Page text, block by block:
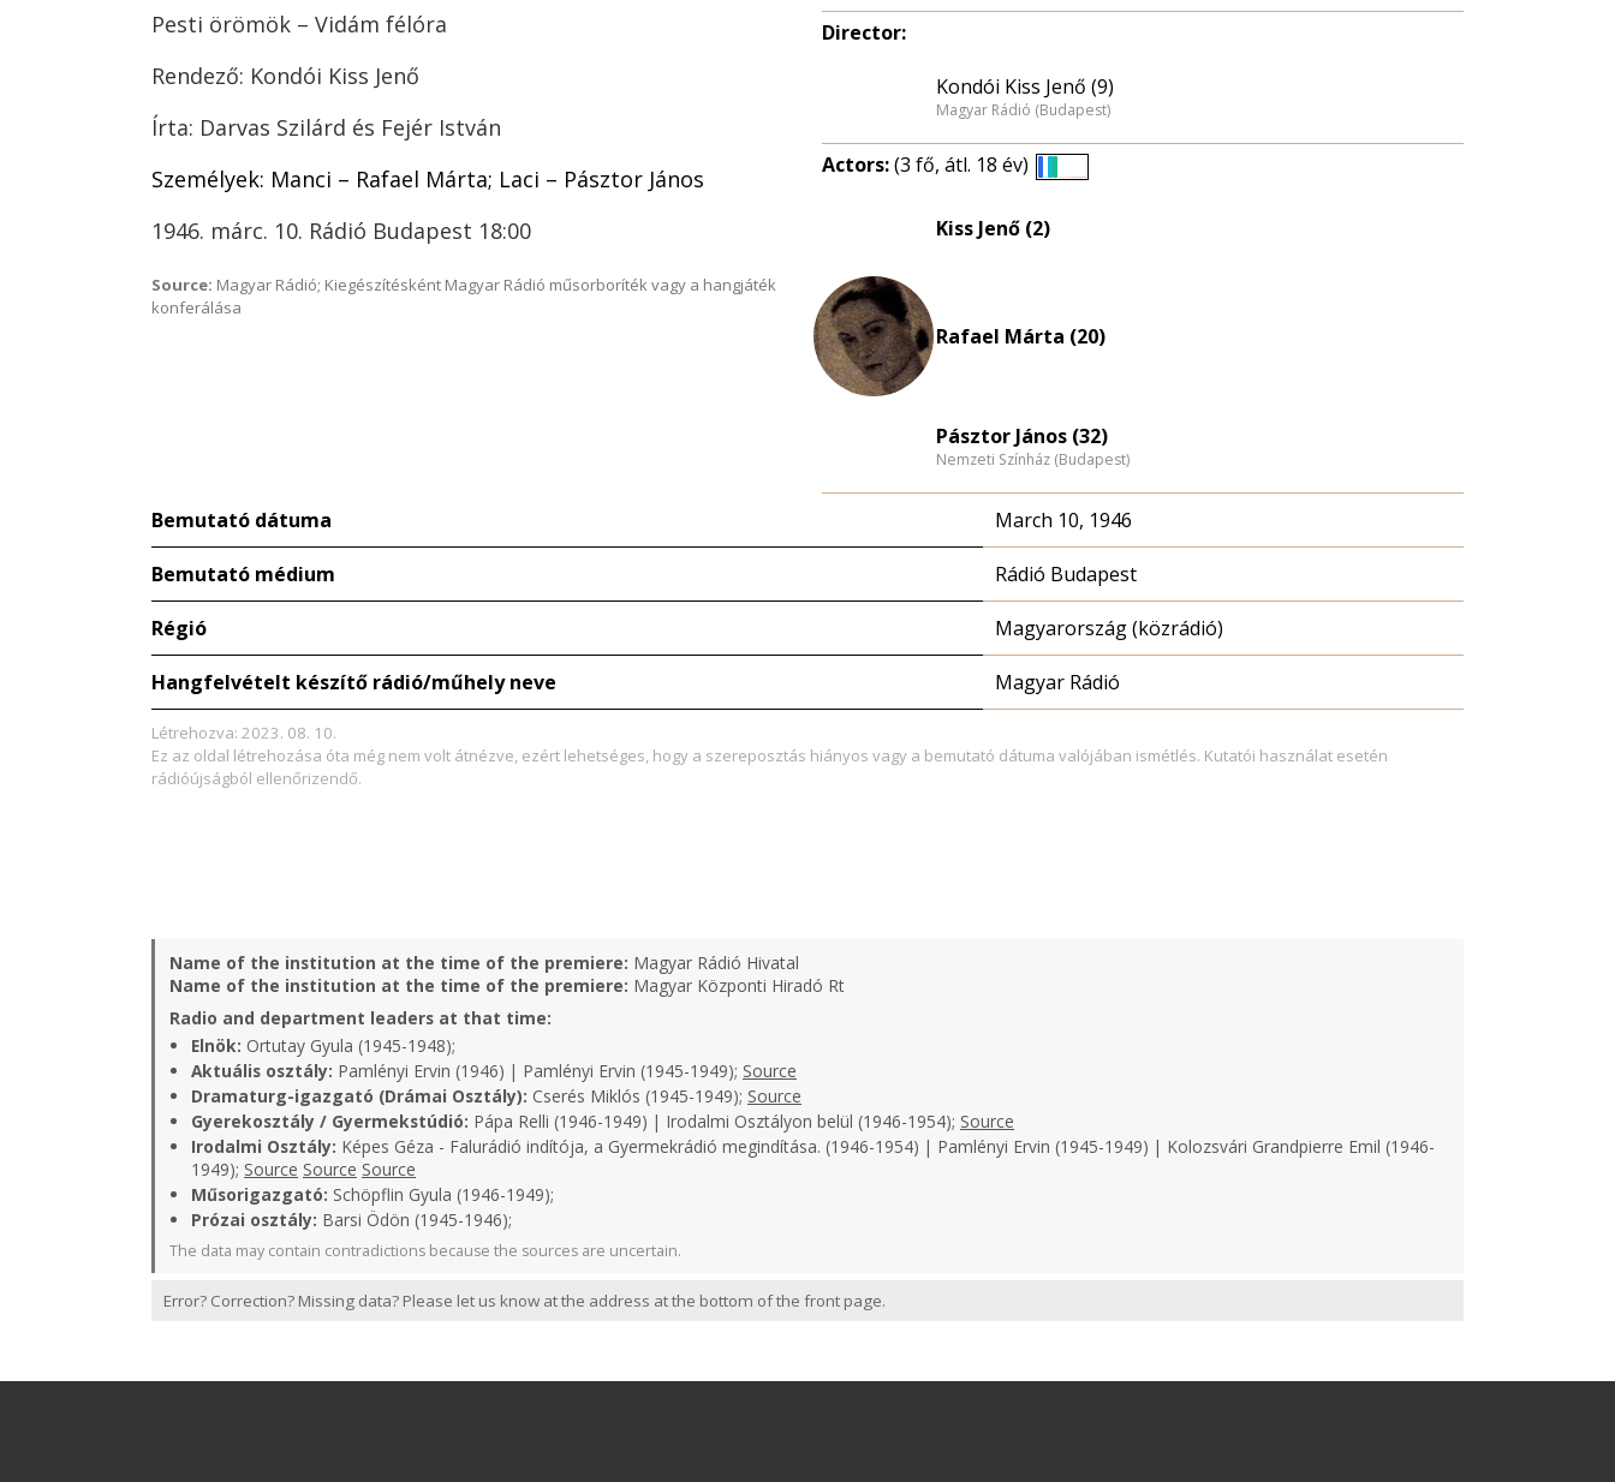
Pesti örömök – Vidám félóra
Rendező: Kondói Kiss Jenő
Írta: Darvas Szilárd és Fejér István
Személyek: Manci – Rafael Márta; Laci – Pásztor János
1946. márc. 10. Rádió Budapest 18:00
Source: Magyar Rádió; Kiegészítésként Magyar Rádió műsorboríték vagy a hangjáték
konferálása
Director:
Kondói Kiss Jenő (9)
Magyar Rádió (Budapest)
Actors:(3 fő, átl. 18 év)
Kiss Jenő (2)
Rafael Márta (20)
Pásztor János (32)
Nemzeti Színház (Budapest)
Bemutató dátuma March 10, 1946
Bemutató médium Rádió Budapest
Régió Magyarország (közrádió)
Hangfelvételt készítő rádió/műhely neve Magyar Rádió
Létrehozva: 2023. 08. 10.
Ez az oldal létrehozása óta még nem volt átnézve, ezért lehetséges, hogy a szereposztás hiányos vagy a bemutató dátuma valójában ismétlés. Kutatói használat esetén
rádióújságból ellenőrizendő.
Name of the institution at the time of the premiere: Magyar Rádió Hivatal
Name of the institution at the time of the premiere: Magyar Központi Hiradó Rt
Radio and department leaders at that time:
Elnök: Ortutay Gyula (1945-1948);
Aktuális osztály: Pamlényi Ervin (1946) | Pamlényi Ervin (1945-1949); Source
Dramaturg-igazgató (Drámai Osztály): Cserés Miklós (1945-1949); Source
Gyerekosztály / Gyermekstúdió: Pápa Relli (1946-1949) | Irodalmi Osztályon belül (1946-1954); Source
Irodalmi Osztály: Képes Géza - Falurádió indítója, a Gyermekrádió megindítása. (1946-1954) | Pamlényi Ervin (1945-1949) | Kolozsvári Grandpierre Emil (1946-
1949); Source Source Source
Műsorigazgató: Schöpflin Gyula (1946-1949);
Prózai osztály: Barsi Ödön (1945-1946);
The data may contain contradictions because the sources are uncertain.
Error? Correction? Missing data? Please let us know at the address at the bottom of the front page.